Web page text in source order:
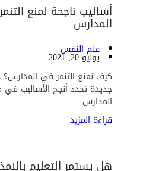
أساليب ناجحة لمنع
المدارس
علم النفس
يوليو 20, 2021
كيف نمنع التنمر في المدارس؟
جديدة تحدد أنجح الأساليب في
المدارس.
قراءة المزيد
هل يستمر التعليم